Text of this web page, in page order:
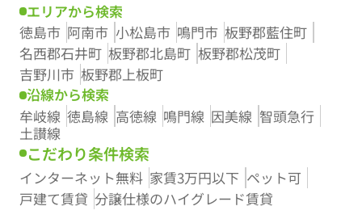
エリアから検索
徳島市 阿南市 小松島市 鳴門市 板野郡藍住町
名西郡石井町 板野郡北島町 板野郡松茂町
吉野川市 板野郡上板町
沿線から検索
牟岐線 徳島線 高徳線 鳴門線 因美線 智頭急行
土讃線
こだわり条件検索
インターネット無料 家賃3万円以下 ペット可
戸建て賃貸 分譲仕様のハイグレード賃貸